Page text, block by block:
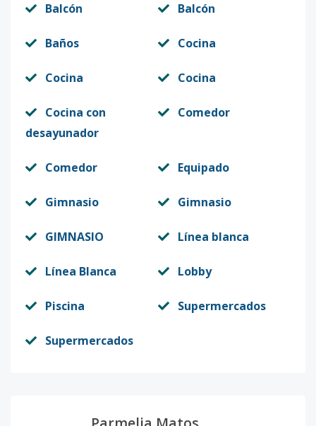
Balcón Balcón
Baños Cocina
Cocina Cocina
Cocina con
desayunador
Comedor
Comedor Equipado
Gimnasio Gimnasio
GIMNASIO Línea blanca
Línea Blanca Lobby
Piscina Supermercados
Supermercados